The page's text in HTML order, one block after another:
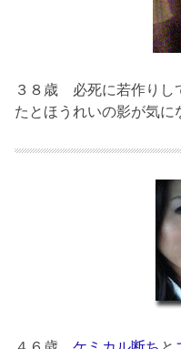
３８歳 必死に若作りし
たとほうれいの影が気に